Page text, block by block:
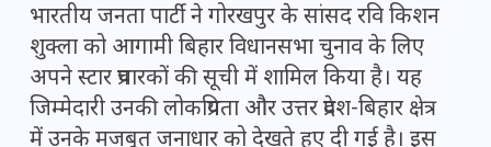
भारतीय जनता पार्टी ने गोरखपुर के सांसद रवि किशन
शुक्ला को आगामी बिहार विधानसभा चुनाव के लिए
अपने स्टार प्रचारकों की सूची में शामिल किया है। यह
जिम्मेदारी उनकी लोकप्रियता और उत्तर प्रदेश-बिहार क्षेत्र
में उनके मजबूत जनाधार को देखते हुए दी गई है। इस